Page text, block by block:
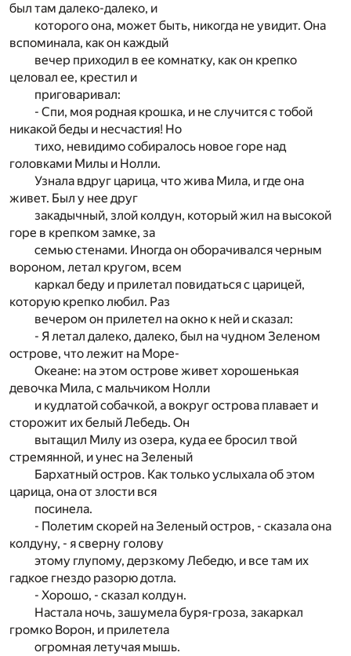
был там далеко-далеко, и
которого она, может быть, никогда не увидит. Она
вспоминала, как он каждый
вечер приходил в ее комнатку, как он крепко
целовал ее, крестил и
приговаривал:
- Спи, моя родная крошка, и не случится с тобой
никакой беды и несчастия! Но
тихо, невидимо собиралось новое горе над
головками Милы и Нолли.
Узнала вдруг царица, что жива Мила, и где она
живет. Был у нее друг
закадычный, злой колдун, который жил на высокой
горе в крепком замке, за
семью стенами. Иногда он оборачивался черным
вороном, летал кругом, всем
каркал беду и прилетал повидаться с царицей,
которую крепко любил. Раз
вечером он прилетел на окно к ней и сказал:
- Я летал далеко, далеко, был на чудном Зеленом
острове, что лежит на Море-
Океане: на этом острове живет хорошенькая
девочка Мила, с мальчиком Нолли
и кудлатой собачкой, а вокруг острова плавает и
сторожит их белый Лебедь. Он
вытащил Милу из озера, куда ее бросил твой
стремянной, и унес на Зеленый
Бархатный остров. Как только услыхала об этом
царица, она от злости вся
посинела.
- Полетим скорей на Зеленый остров, - сказала она
колдуну, - я сверну голову
этому глупому, дерзкому Лебедю, и все там их
гадкое гнездо разорю дотла.
- Хорошо, - сказал колдун.
Настала ночь, зашумела буря-гроза, закаркал
громко Ворон, и прилетела
огромная летучая мышь.